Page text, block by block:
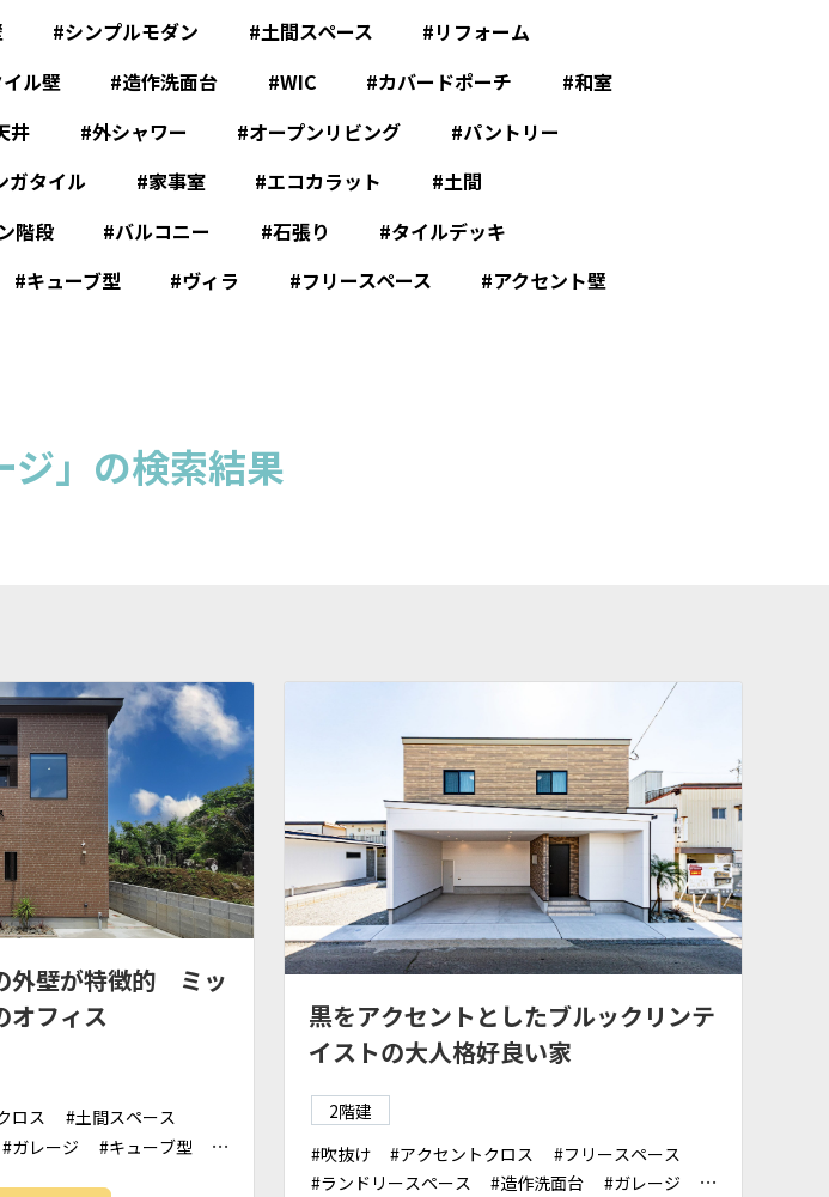
シンプルモダン 土間スペース
リフォーム
ル壁 造作洗面台 WIC カバードポーチ
和室
井 外シャワー オープンリビング
パントリー
ガタイル 家事室 エコカラット
土間
階段 バルコニー 石張り
タイルデッキ
キューブ型 ヴィラ フリースペース
アクセント壁
ジ」の検索結果
外壁が特徴的 ミッ
オフィス
ロス
土間スペース
ガレージ
キューブ型
黒をアクセントとしたブルックリンテ
イストの大人格好良い家
2階建
吹抜け
アクセントクロス
フリースペース
ランドリースペース
造作洗面台 ガレージ